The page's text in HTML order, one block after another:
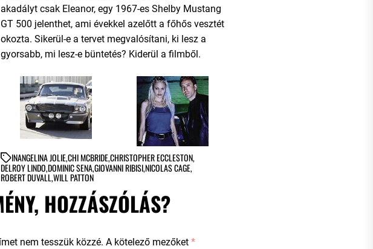
akadályt csak Eleanor, egy 1967-es Shelby Mustang
GT 500 jelenthet, ami évekkel azelőtt a főhős vesztét
okozta. Sikerül-e a tervet megvalósítani, ki lesz a
gyorsabb, mi lesz-e büntetés? Kiderül a filmből.
INANGELINA JOLIE,CHI MCBRIDE,CHRISTOPHER ECCLESTON,
DELROY LINDO,DOMINIC SENA,GIOVANNI RIBISI,NICOLAS CAGE,
ROBERT DUVALL,WILL PATTON
HOZZÁSZÓLÁS?
nem tesszük közzé. A kötelező mezőket *